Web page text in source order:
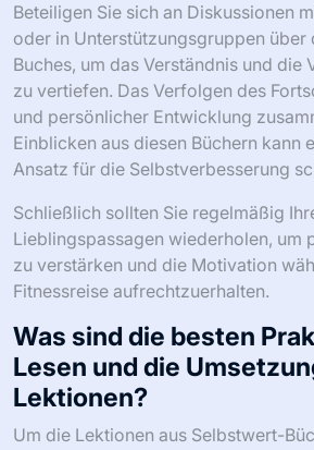
effektiv in den Alltag
werden?
Die Integration von Selbstwert-
kann das Selbstvertrauen und die
erheblich steigern. Beginnen Sie
Lesezeit einzuplanen, beispielsweise
verinnerlichen.
Integrieren Sie praktische Übungen
Ihr tägliches Leben, wie
über persönliches Wachstum.
Erinnerungen oder Notizen, um die
zu verstärken und die Einblicke im
behalten.
Beteiligen Sie sich an Diskussionen